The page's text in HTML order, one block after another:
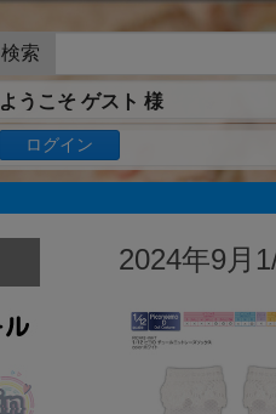
検索
ようこそ ゲスト 様
ログイン
2024年9月